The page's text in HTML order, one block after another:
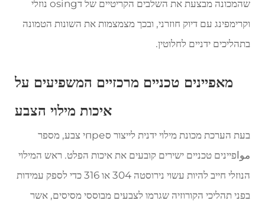
שהמכונה מבצעת את השלבים הקריטיים של דosing נוזלי
וקרימפינג עם דיוק חוזרני, ובכך מצמצמות את השונות הטמונה
בתהליכים ידניים לחלוטין.
מאפיינים טכניים מרכזיים המשפיעים על
איכות מילוי הצבע
בעת הערכת מכונת מילוי ידנית לייצור סпреי צבע, מספר
مواפיינים טכניים ישירים קובעים את איכות הפלט. ראש המילוי
הנוזלי חייב להיות עשוי נירוסטה 304 או 316 כדי לספק עמידות
בפני תהליכי הקורוזיה שגרמו לצבעים מבוססי מסיסים, אשר